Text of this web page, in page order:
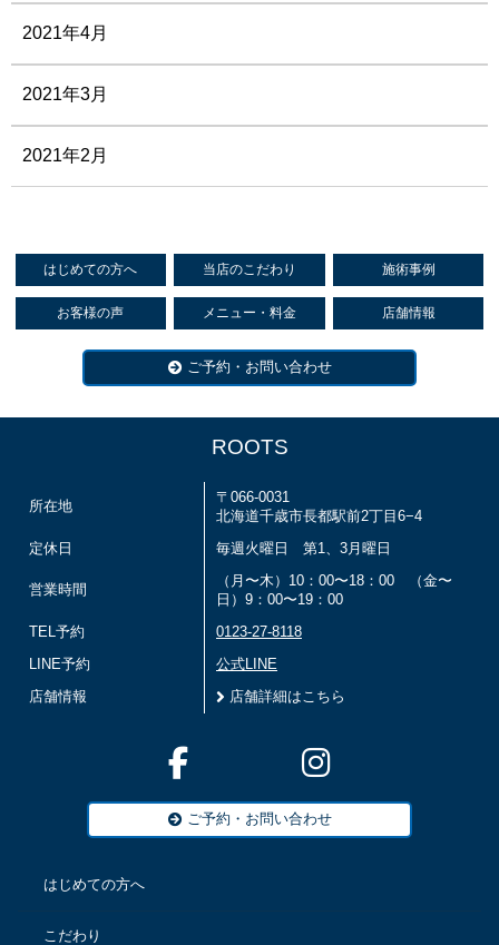
2021年4月
2021年3月
2021年2月
はじめての方へ 当店のこだわり 施術事例
お客様の声 メニュー・料金 店舗情報
ご予約・お問い合わせ
ROOTS
所在地
〒066-0031
北海道千歳市長都駅前2丁目6−4
定休日 毎週火曜日 第1、3月曜日
営業時間
（月〜木）10：00〜18：00 （金〜
日）9：00〜19：00
TEL予約 0123-27-8118
LINE予約 公式LINE
店舗情報 店舗詳細はこちら
ご予約・お問い合わせ
はじめての方へ
こだわり